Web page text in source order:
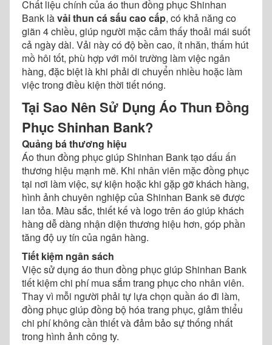
Chất liệu chính của áo thun đồng phục Shinhan
Bank làvải thun cá sấu cao cấp, có khả năng co
giãn 4 chiều, giúp người mặc cảm thấy thoải mái suốt
cả ngày dài. Vải này có độ bền cao, ít nhăn, thấm hút
mồ hôi tốt, phù hợp với môi trường làm việc ngân
hàng, đặc biệt là khi phải di chuyển nhiều hoặc làm
việc trong điều kiện thời tiết nóng.
Tại Sao Nên Sử Dụng Áo Thun Đồng
Phục Shinhan Bank?
Quảng bá thương hiệu
Áo thun đồng phục giúp Shinhan Bank tạo dấu ấn
thương hiệu mạnh mẽ. Khi nhân viên mặc đồng phục
tại nơi làm việc, sự kiện hoặc khi gặp gỡ khách hàng,
hình ảnh chuyên nghiệp của Shinhan Bank sẽ được
lan tỏa. Màu sắc, thiết kế và logo trên áo giúp khách
hàng dễ dàng nhận diện thương hiệu hơn, góp phần
tăng độ uy tín của ngân hàng.
Tiết kiệm ngân sách
Việc sử dụng áo thun đồng phục giúp Shinhan Bank
tiết kiệm chi phí mua sắm trang phục cho nhân viên.
Thay vì mỗi người phải tự lựa chọn quần áo đi làm,
đồng phục giúp đồng bộ hóa trang phục, giảm thiểu
chi phí không cần thiết và đảm bảo sự thống nhất
trong hình ảnh công ty.